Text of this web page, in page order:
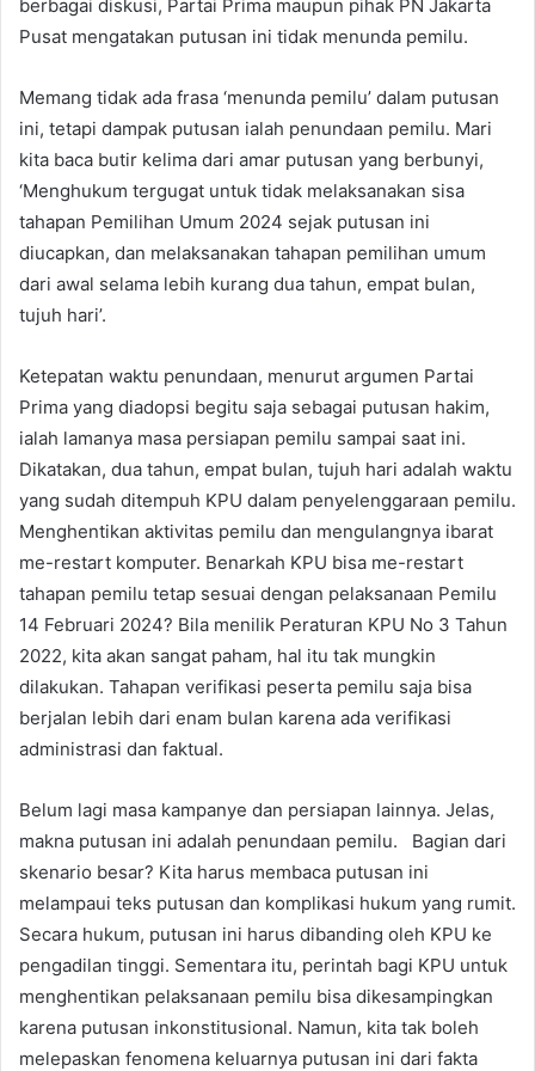
berbagai diskusi, Partai Prima maupun pihak PN Jakarta
Pusat mengatakan putusan ini tidak menunda pemilu.
Memang tidak ada frasa ‘menunda pemilu’ dalam putusan
ini, tetapi dampak putusan ialah penundaan pemilu. Mari
kita baca butir kelima dari amar putusan yang berbunyi,
‘Menghukum tergugat untuk tidak melaksanakan sisa
tahapan Pemilihan Umum 2024 sejak putusan ini
diucapkan, dan melaksanakan tahapan pemilihan umum
dari awal selama lebih kurang dua tahun, empat bulan,
tujuh hari’.
Ketepatan waktu penundaan, menurut argumen Partai
Prima yang diadopsi begitu saja sebagai putusan hakim,
ialah lamanya masa persiapan pemilu sampai saat ini.
Dikatakan, dua tahun, empat bulan, tujuh hari adalah waktu
yang sudah ditempuh KPU dalam penyelenggaraan pemilu.
Menghentikan aktivitas pemilu dan mengulangnya ibarat
me-restart komputer. Benarkah KPU bisa me-restart
tahapan pemilu tetap sesuai dengan pelaksanaan Pemilu
14 Februari 2024? Bila menilik Peraturan KPU No 3 Tahun
2022, kita akan sangat paham, hal itu tak mungkin
dilakukan. Tahapan verifikasi peserta pemilu saja bisa
berjalan lebih dari enam bulan karena ada verifikasi
administrasi dan faktual.
Belum lagi masa kampanye dan persiapan lainnya. Jelas,
makna putusan ini adalah penundaan pemilu. Bagian dari
skenario besar? Kita harus membaca putusan ini
melampaui teks putusan dan komplikasi hukum yang rumit.
Secara hukum, putusan ini harus dibanding oleh KPU ke
pengadilan tinggi. Sementara itu, perintah bagi KPU untuk
menghentikan pelaksanaan pemilu bisa dikesampingkan
karena putusan inkonstitusional. Namun, kita tak boleh
melepaskan fenomena keluarnya putusan ini dari fakta